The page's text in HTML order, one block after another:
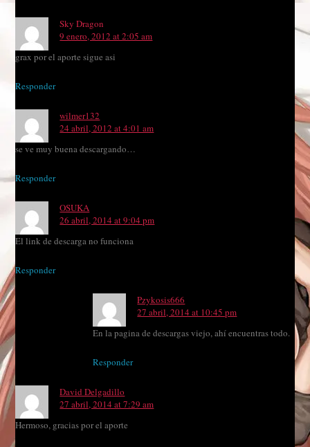
Sky Dragon
9 enero, 2012 at 2:05 am
grax por el aporte sigue asi
Responder
wilmer132
24 abril, 2012 at 4:01 am
se ve muy buena descargando…
Responder
OSUKA
26 abril, 2014 at 9:04 pm
El link de descarga no funciona
Responder
Pzykosis666
27 abril, 2014 at 10:45 pm
En la pagina de descargas viejo, ahí encuentras todo.
Responder
David Delgadillo
27 abril, 2014 at 7:29 am
Hermoso, gracias por el aporte